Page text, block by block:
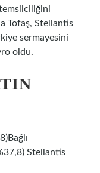
Tofaş, Stellantis
sermayesini
oldu.
Stellantis